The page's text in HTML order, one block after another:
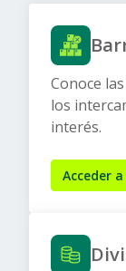
Conoce
los
interés.
Acceder